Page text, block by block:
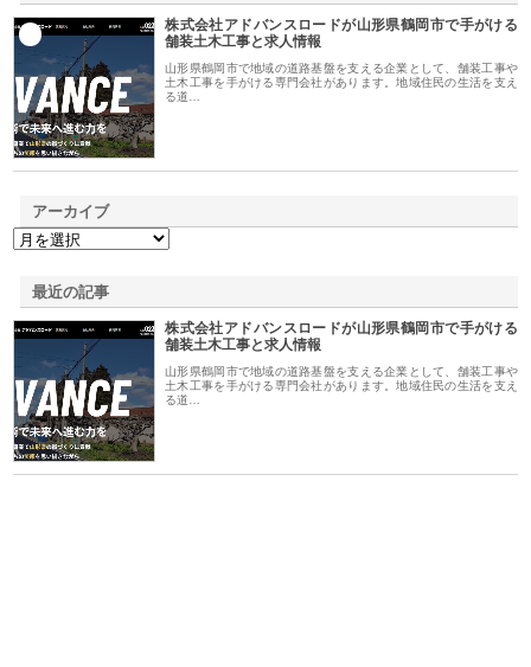
株式会社アドバンスロードが山形県鶴岡市で手がける
舗装土木工事と求人情報
山形県鶴岡市で地域の道路基盤を支える企業として、舗装工事や
土木工事を手がける専門会社があります。地域住民の生活を支え
る道…
アーカイブ
最近の記事
株式会社アドバンスロードが山形県鶴岡市で手がける
舗装土木工事と求人情報
山形県鶴岡市で地域の道路基盤を支える企業として、舗装工事や
土木工事を手がける専門会社があります。地域住民の生活を支え
る道…